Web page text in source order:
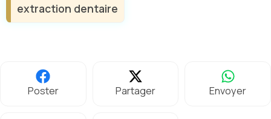
extraction dentaire
Poster Partager Envoyer